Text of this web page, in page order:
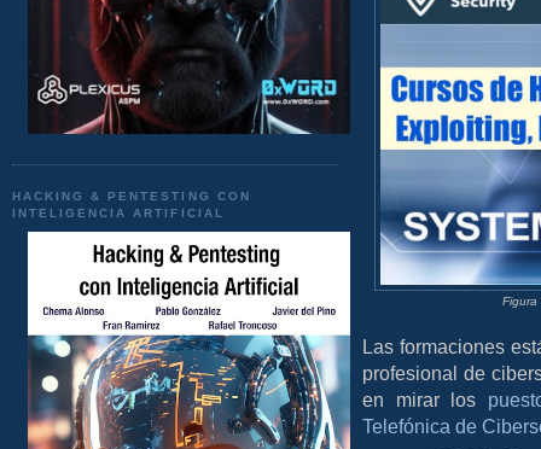
HACKING & PENTESTING CON
INTELIGENCIA ARTIFICIAL
Figura
Las formaciones
profesional de
en mirar los
Telefónica de